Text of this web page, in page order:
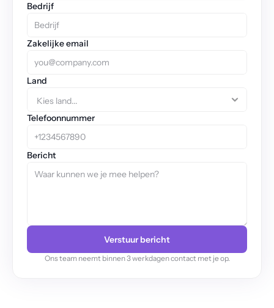
Bedrijf
Zakelijke email
Land
Telefoonnummer
Bericht
Verstuur bericht
Ons team neemt binnen 3 werkdagen contact met je op.